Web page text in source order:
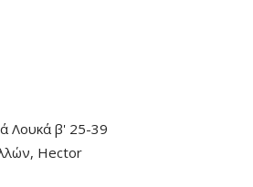
Λουκά β' 25-39
Hector